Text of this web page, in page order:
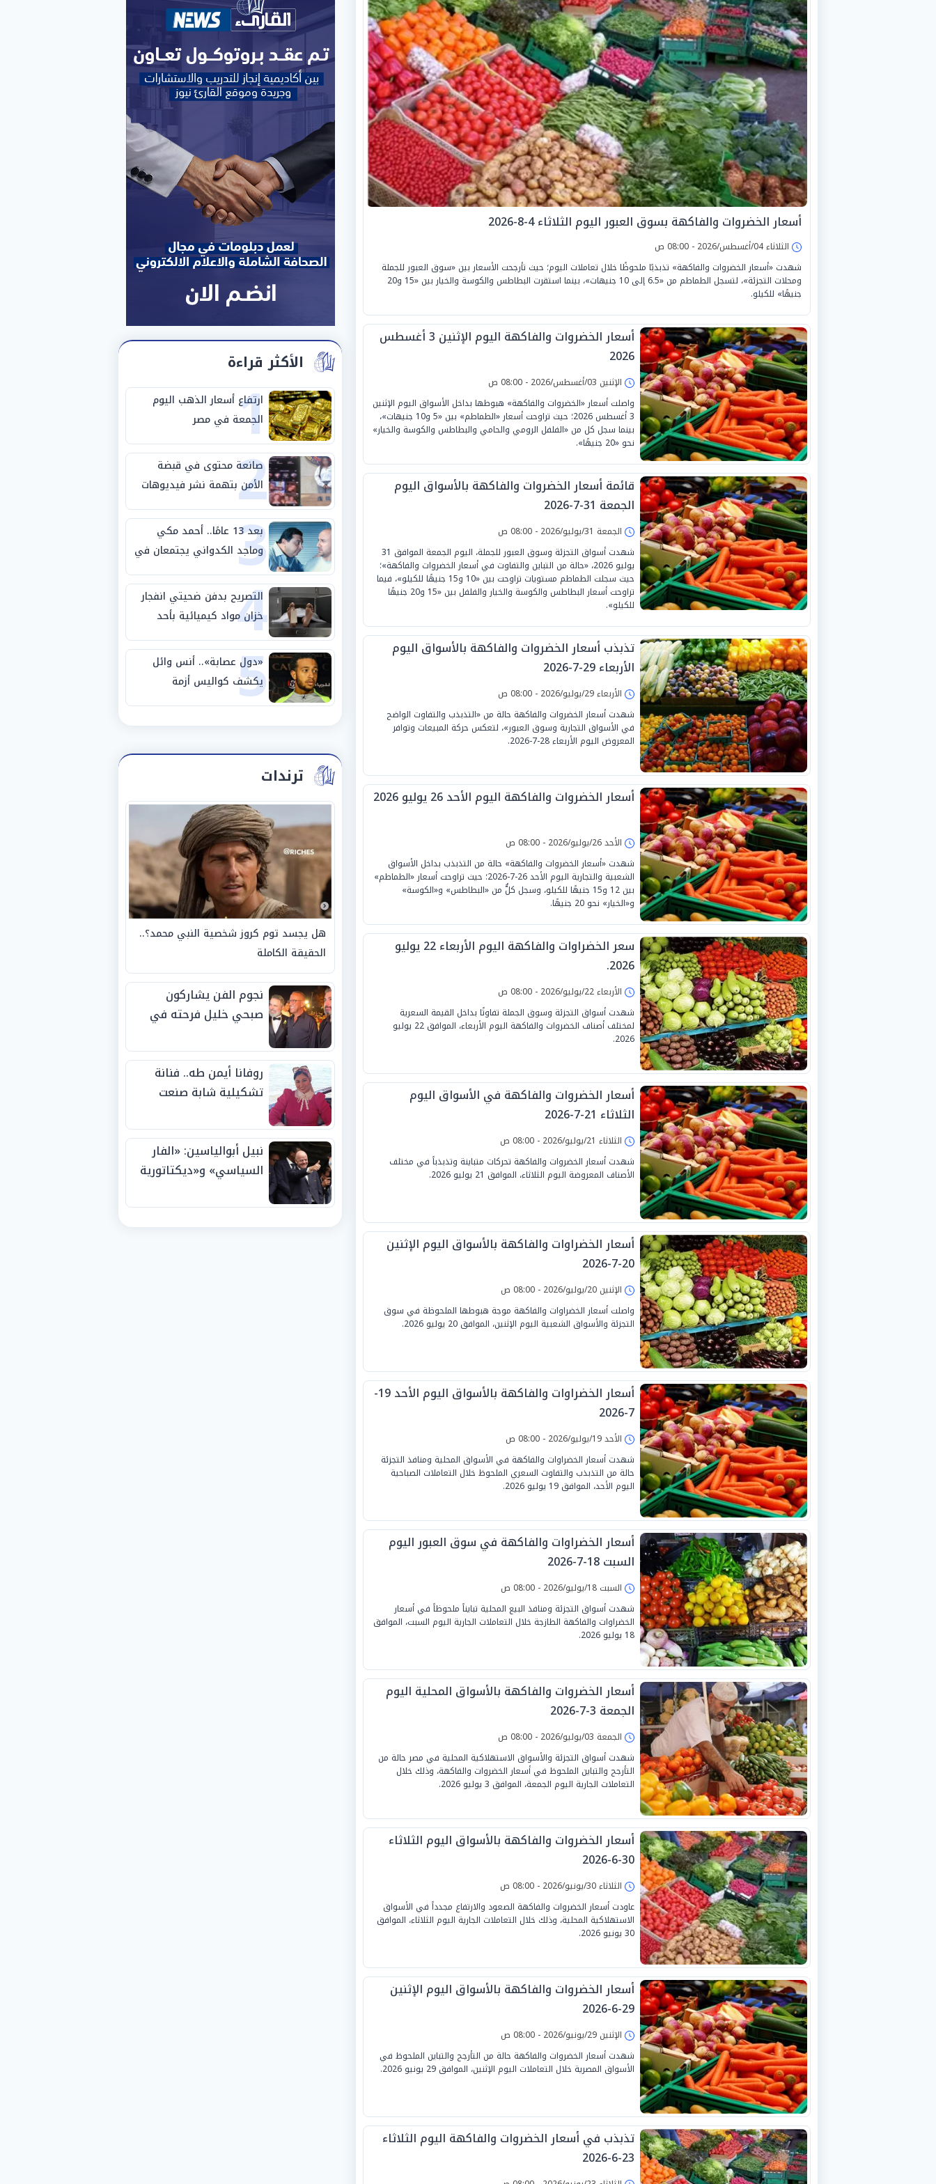
أسعار الخضروات والفاكهة بسوق العبور اليوم الثلاثاء 4-8-2026
الثلاثاء 04/أغسطس/2026 - 08:00 ص
شهدت «أسعار الخضروات والفاكهة» تذبذبًا ملحوظًا خلال تعاملات اليوم؛ حيث تأرجحت الأسعار بين «سوق العبور للجملة
ومحلات التجزئة»، لتسجل الطماطم من «6.5 إلى 10 جنيهات»، بينما استقرت البطاطس والكوسة والخيار بين «15 و20
جنيهًا» للكيلو.
أسعار الخضروات والفاكهة اليوم الإثنين 3 أغسطس
2026
الإثنين 03/أغسطس/2026 - 08:00 ص
واصلت أسعار «الخضروات والفاكهة» هبوطها بداخل الأسواق اليوم الإثنين
3 أغسطس 2026؛ حيث تراوحت أسعار «الطماطم» بين «5 و10 جنيهات»،
بينما سجل كل من «الفلفل الرومي والحامي والبطاطس والكوسة والخيار»
نحو «20 جنيهًا».
قائمة أسعار الخضروات والفاكهة بالأسواق اليوم
الجمعة 31-7-2026
الجمعة 31/يوليو/2026 - 08:00 ص
شهدت أسواق التجزئة وسوق العبور للجملة، اليوم الجمعة الموافق 31
يوليو 2026، «حالة من التباين والتفاوت في أسعار الخضروات والفاكهة»؛
حيث سجلت الطماطم مستويات تراوحت بين «10 و15 جنيهًا للكيلو»، فيما
تراوحت أسعار البطاطس والكوسة والخيار والفلفل بين «15 و20 جنيهًا
للكيلو».
تذبذب أسعار الخضروات والفاكهة بالأسواق اليوم
الأربعاء 29-7-2026
الأربعاء 29/يوليو/2026 - 08:00 ص
شهدت أسعار الخضروات والفاكهة حالة من «التذبذب والتفاوت الواضح
في الأسواق التجارية وسوق العبور»، لتعكس حركة المبيعات وتوافر
المعروض اليوم الأربعاء 28-7-2026.
أسعار الخضروات والفاكهة اليوم الأحد 26 يوليو 2026
الأحد 26/يوليو/2026 - 08:00 ص
شهدت «أسعار الخضروات والفاكهة» حالة من التذبذب بداخل الأسواق
الشعبية والتجارية اليوم الأحد 26-7-2026؛ حيث تراوحت أسعار «الطماطم»
بين 12 و15 جنيهًا للكيلو، وسجل كلٌّ من «البطاطس» و«الكوسة»
و«الخيار» نحو 20 جنيهًا.
سعر الخضراوات والفاكهة اليوم الأربعاء 22 يوليو
2026.
الأربعاء 22/يوليو/2026 - 08:00 ص
شهدت أسواق التجزئة وسوق الجملة تفاوتًا بداخل القيمة السعرية
لمختلف أصناف الخضروات والفاكهة اليوم الأربعاء، الموافق 22 يوليو
2026.
أسعار الخضروات والفاكهة في الأسواق اليوم
الثلاثاء 21-7-2026
الثلاثاء 21/يوليو/2026 - 08:00 ص
شهدت أسعار الخضروات والفاكهة تحركات متباينة وتذبذباً في مختلف
الأصناف المعروضة اليوم الثلاثاء، الموافق 21 يوليو 2026.
أسعار الخضراوات والفاكهة بالأسواق اليوم الإثنين
20-7-2026
الإثنين 20/يوليو/2026 - 08:00 ص
واصلت أسعار الخضراوات والفاكهة موجة هبوطها الملحوظة في سوق
التجزئة والأسواق الشعبية اليوم الإثنين، الموافق 20 يوليو 2026.
أسعار الخضراوات والفاكهة بالأسواق اليوم الأحد 19-
7-2026
الأحد 19/يوليو/2026 - 08:00 ص
شهدت أسعار الخضراوات والفاكهة في الأسواق المحلية ومنافذ التجزئة
حالة من التذبذب والتفاوت السعري الملحوظ خلال التعاملات الصباحية
اليوم الأحد، الموافق 19 يوليو 2026.
أسعار الخضراوات والفاكهة في سوق العبور اليوم
السبت 18-7-2026
السبت 18/يوليو/2026 - 08:00 ص
شهدت أسواق التجزئة ومنافذ البيع المحلية تبايناً ملحوظاً في أسعار
الخضراوات والفاكهة الطازجة خلال التعاملات الجارية اليوم السبت، الموافق
18 يوليو 2026.
أسعار الخضروات والفاكهة بالأسواق المحلية اليوم
الجمعة 3-7-2026
الجمعة 03/يوليو/2026 - 08:00 ص
شهدت أسواق التجزئة والأسواق الاستهلاكية المحلية في مصر حالة من
التأرجح والتباين الملحوظ في أسعار الخضروات والفاكهة، وذلك خلال
التعاملات الجارية اليوم الجمعة، الموافق 3 يوليو 2026.
أسعار الخضروات والفاكهة بالأسواق اليوم الثلاثاء
30-6-2026
الثلاثاء 30/يونيو/2026 - 08:00 ص
عاودت أسعار الخضروات والفاكهة الصعود والارتفاع مجدداً في الأسواق
الاستهلاكية المحلية، وذلك خلال التعاملات الجارية اليوم الثلاثاء، الموافق
30 يونيو 2026.
أسعار الخضروات والفاكهة بالأسواق اليوم الإثنين
29-6-2026
الإثنين 29/يونيو/2026 - 08:00 ص
شهدت أسعار الخضروات والفاكهة حالة من التأرجح والتباين الملحوظ في
الأسواق المصرية خلال التعاملات اليوم الإثنين، الموافق 29 يونيو 2026.
تذبذب في أسعار الخضروات والفاكهة اليوم الثلاثاء
23-6-2026
الأكثر قراءة
1
ارتفاع أسعار الذهب اليوم
الجمعة في مصر
2
صانعة محتوى في قبضة
الأمن بتهمة نشر فيديوهات
خادشة للحياء
3 بعد 13 عامًا.. أحمد مكي
وماجد الكدواني يجتمعان في
«فرصة سعيدة»
4
التصريح بدفن ضحيتي انفجار
خزان مواد كيميائية بأحد
مصانع الفيوم
5
«دول عصابة».. أنس وائل
يكشف كواليس أزمة
استبعاده المفاجئ من
ترندات
هل يجسد توم كروز شخصية النبي محمد؟..
الحقيقة الكاملة
نجوم الفن يشاركون
صبحي خليل فرحته في
روفانا أيمن طه.. فنانة
تشكيلية شابة صنعت
الجوائز منذ الصغر
نبيل أبوالياسين: «الفار
السياسي» و«ديكتاتورية
الفيفا».. وإقالة